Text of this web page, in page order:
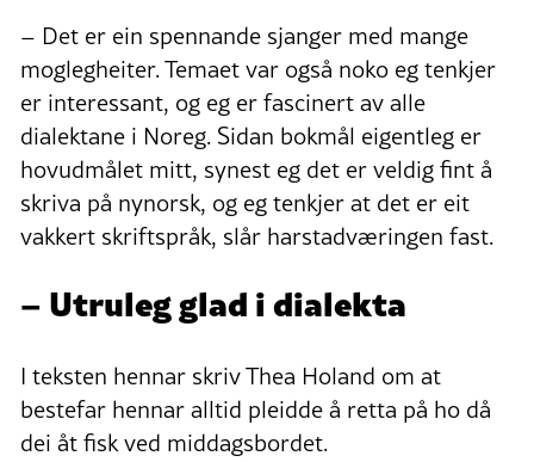
– Det er ein spennande sjanger med mange
moglegheiter. Temaet var også noko eg tenkjer
er interessant, og eg er fascinert av alle
dialektane i Noreg. Sidan bokmål eigentleg er
hovudmålet mitt, synest eg det er veldig fint å
skriva på nynorsk, og eg tenkjer at det er eit
vakkert skriftspråk, slår harstadværingen fast.
– Utruleg glad i dialekta
I teksten hennar skriv Thea Holand om at
bestefar hennar alltid pleidde å retta på ho då
dei åt fisk ved middagsbordet.